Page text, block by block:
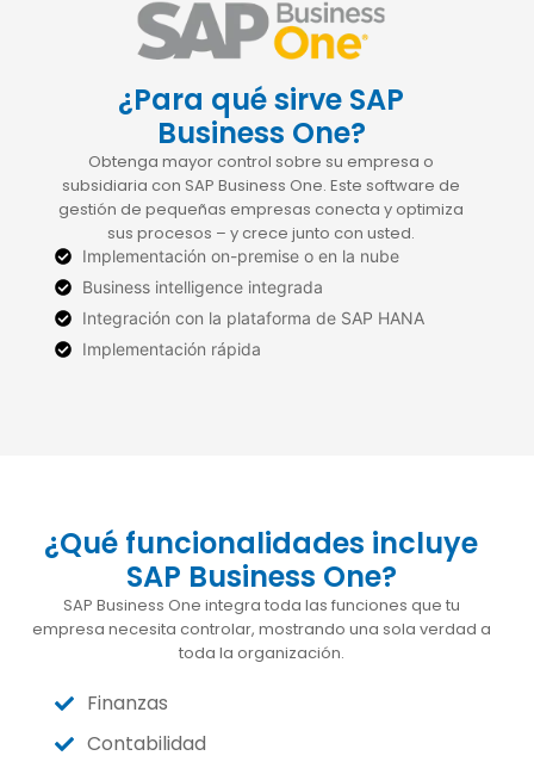
¿Para qué sirve SAP
Business One?
Obtenga mayor control sobre su empresa o
subsidiaria con SAP Business One. Este software de
gestión de pequeñas empresas conecta y optimiza
sus procesos – y crece junto con usted.
Implementación on-premise o en la nube
Business intelligence integrada
Integración con la plataforma de SAP HANA
Implementación rápida
¿Qué funcionalidades incluye
SAP Business One?
SAP Business One integra toda las funciones que tu
empresa necesita controlar, mostrando una sola verdad a
toda la organización.
Finanzas
Contabilidad